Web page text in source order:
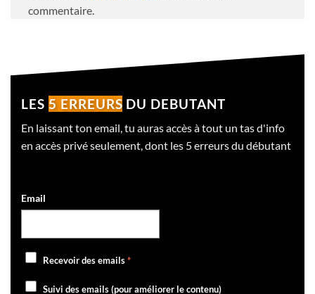
commentaire.
LES 5 ERREURS DU DEBUTANT
En laissant ton email, tu auras accès à tout un tas d'info
en accès privé seulement, dont les 5 erreurs du débutant
Email
Recevoir des emails*
Suivi des emails (pour améliorer le contenu)